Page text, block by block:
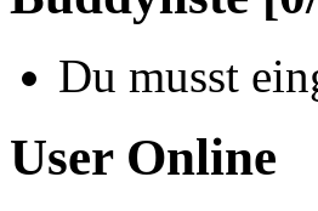
Du musst
User Online